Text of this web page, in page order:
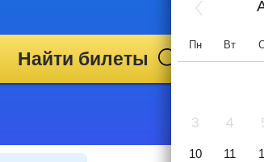
Найти билеты
Пн Вт
3 4
10 11